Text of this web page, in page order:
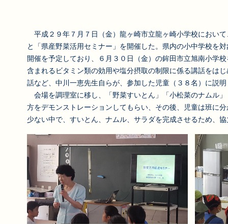
平成２９年７月７日（金）龍ヶ崎市立龍ヶ崎小学校におい
と「県産野菜活用セミナー」を開催した。県内の小中学校を
開催を予定しており、６月３０日（金）の鉾田市立旭南小学
含まれるビタミン類の効用や塩分摂取の制限に係る講話をは
話など、中川一恵先生自らが、参加した児童（３８名）に説
会場を調理室に移し、「野菜すいとん」「小松菜のナムル
方をデモンストレーションしてもらい、その後、児童は班に
少ない中で、すいとん、ナムル、サラダを完成させるため、